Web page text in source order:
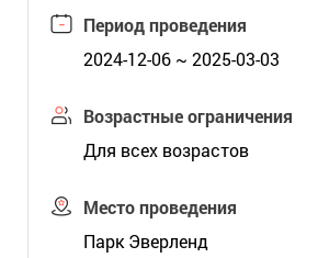
Период проведения
2024-12-06 ~ 2025-03-03
Возрастные ограничения
Для всех возрастов
Место проведения
Парк Эверленд